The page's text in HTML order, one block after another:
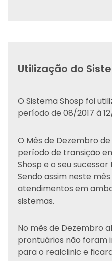
Utilização do
O Sistema Shosp foi
período de 08/2017 à
O Mês de Dezembro
período de transição
Shosp e o seu sucessor
Sendo assim neste
atendimentos em
sistemas.
No mês de Dezembro
prontuários não foram
para o realclinic e